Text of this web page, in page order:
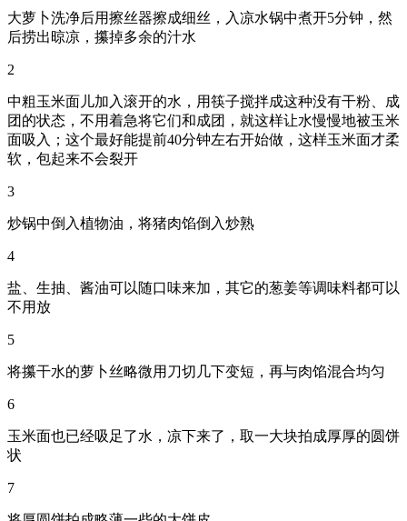
大萝卜洗净后用擦丝器擦成细丝，入凉水锅中煮开5分钟，然
后捞出晾凉，攥掉多余的汁水
2
中粗玉米面儿加入滚开的水，用筷子搅拌成这种没有干粉、成
团的状态，不用着急将它们和成团，就这样让水慢慢地被玉米
面吸入；这个最好能提前40分钟左右开始做，这样玉米面才柔
软，包起来不会裂开
3
炒锅中倒入植物油，将猪肉馅倒入炒熟
4
盐、生抽、酱油可以随口味来加，其它的葱姜等调味料都可以
不用放
5
将攥干水的萝卜丝略微用刀切几下变短，再与肉馅混合均匀
6
玉米面也已经吸足了水，凉下来了，取一大块拍成厚厚的圆饼
状
7